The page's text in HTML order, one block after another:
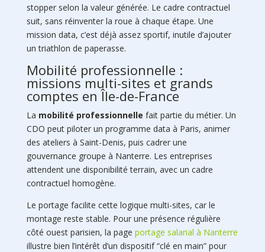
stopper selon la valeur générée. Le cadre contractuel
suit, sans réinventer la roue à chaque étape. Une
mission data, c’est déjà assez sportif, inutile d’ajouter
un triathlon de paperasse.
Mobilité professionnelle :
missions multi-sites et grands
comptes en Île-de-France
La mobilité professionnelle fait partie du métier. Un
CDO peut piloter un programme data à Paris, animer
des ateliers à Saint-Denis, puis cadrer une
gouvernance groupe à Nanterre. Les entreprises
attendent une disponibilité terrain, avec un cadre
contractuel homogène.
Le portage facilite cette logique multi-sites, car le
montage reste stable. Pour une présence régulière
côté ouest parisien, la page portage salarial à Nanterre
illustre bien l’intérêt d’un dispositif “clé en main” pour